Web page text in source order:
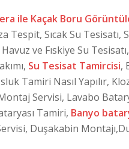
ile Kaçak Boru
Tespit, Sıcak Su Tesisatı,
ve Fıskiye Su
Su Tesisat Tamircisi,
Tamiri Nasıl Yapılır,
Servisi, Lavabo
Tamiri, Banyo
Duşakabin